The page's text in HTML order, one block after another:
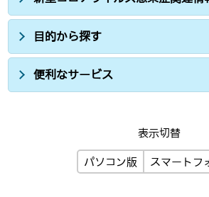
目的から探す
便利なサービス
表示切替
パソコン版 スマートフ